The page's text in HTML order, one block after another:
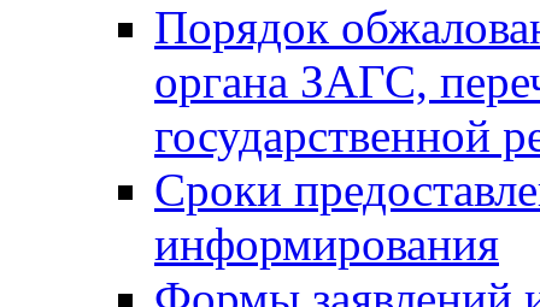
Порядок
органа ЗАГС,
государственной
Сроки
информирования